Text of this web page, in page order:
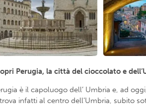
Perugia, la città del cioccolato e
è il capoluogo dell’ Umbria e, ad
infatti al centro dell’Umbria, subito